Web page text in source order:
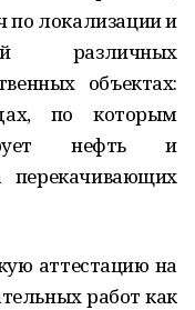
по локализации и
различных
объектах:
по которым
нефть и
аттестацию на
работ как